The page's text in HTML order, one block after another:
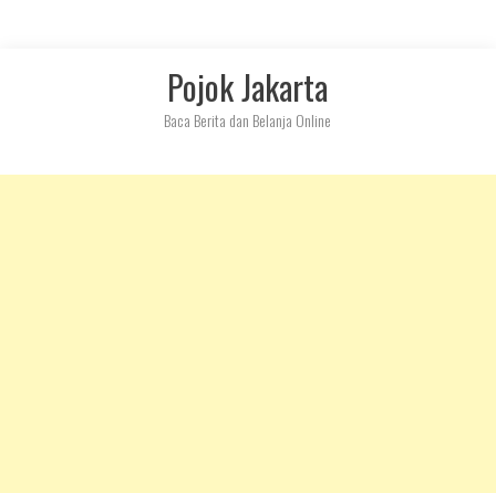
Pojok Jakarta
Baca Berita dan Belanja Online